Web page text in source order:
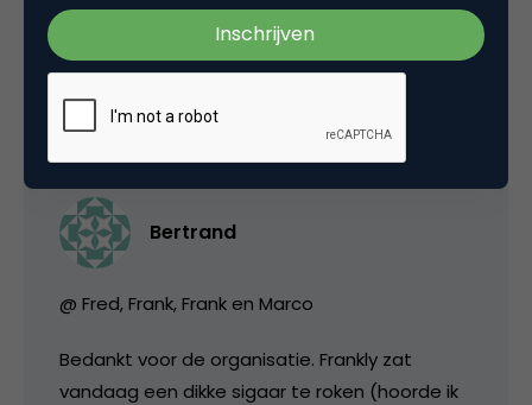
Amsterdam!
Bertrand
@ Fred, Frank, Frank en Marco
Bedankt voor de organisatie. Frankly zat
vandaag een dikke sigaar te roken (hoorde ik